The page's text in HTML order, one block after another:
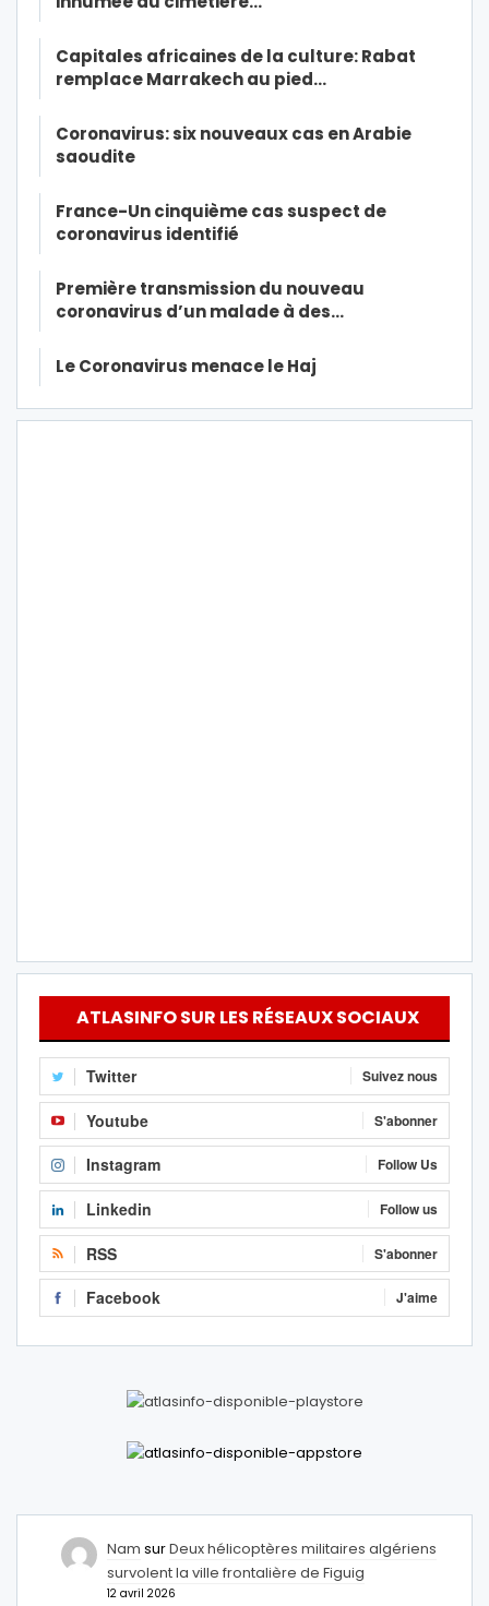
Capitales africaines de la culture: Rabat
remplace Marrakech au pied…
Coronavirus: six nouveaux cas en Arabie
saoudite
France-Un cinquième cas suspect de
coronavirus identifié
Première transmission du nouveau
coronavirus d’un malade à des…
Le Coronavirus menace le Haj
ATLASINFO SUR LES RÉSEAUX SOCIAUX
Twitter Suivez nous
Youtube S'abonner
Instagram Follow Us
Linkedin Follow us
RSS S'abonner
Facebook J'aime
Nam surDeux hélicoptères militaires algériens
survolent la ville frontalière de Figuig
12 avril 2026